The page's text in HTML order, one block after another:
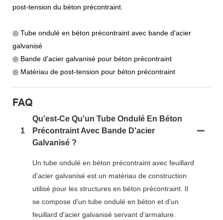
post-tension du béton précontraint.
◎ Tube ondulé en béton précontraint avec bande d'acier
galvanisé
◎ Bande d'acier galvanisé pour béton précontraint
◎ Matériau de post-tension pour béton précontraint
FAQ
1
Qu'est-Ce Qu'un Tube Ondulé En Béton
Précontraint Avec Bande D'acier
Galvanisé ?
Un tube ondulé en béton précontraint avec feuillard
d'acier galvanisé est un matériau de construction
utilisé pour les structures en béton précontraint. Il
se compose d'un tube ondulé en béton et d'un
feuillard d'acier galvanisé servant d'armature.